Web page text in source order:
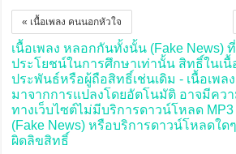
« เนื้อเพลง คนนอกหัวใจ
เนื้อเพลง หลอกกันทั้งนั้น (Fake News)
ประโยชน์ในการศึกษาเท่านั้น สิทธิ์ในเนื้
ประพันธ์หรือผู้ถือสิทธิ์เช่นเดิม - เนื้อเพล
มาจากการแปลงโดยอัตโนมัติ อาจมีคว
ทางเว็บไซต์ไม่มีบริการดาวน์โหลด
(Fake News) หรือบริการดาวน์โหลดใด
ผิดลิขสิทธิ์